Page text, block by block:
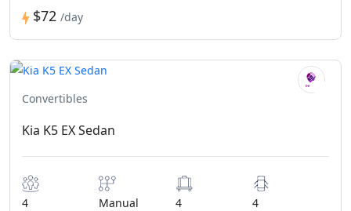
$72 /day
Convertibles
Kia K5 EX Sedan
4 Manual 4 4